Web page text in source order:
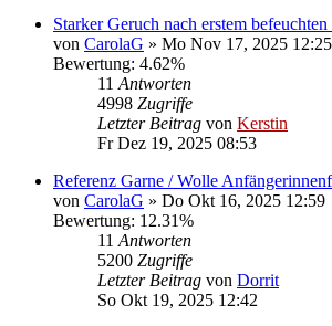
Starker Geruch nach erstem befeuchten
von CarolaG » Mo Nov 17, 2025 12:25
Bewertung: 4.62%
11 Antworten
4998 Zugriffe
Letzter Beitrag von Kerstin
Fr Dez 19, 2025 08:53
Referenz Garne / Wolle
von CarolaG » Do Okt 16, 2025 12:59
Bewertung: 12.31%
11 Antworten
5200 Zugriffe
Letzter Beitrag von Dorrit
So Okt 19, 2025 12:42